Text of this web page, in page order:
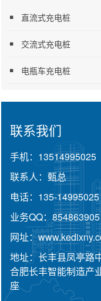
直流式充电桩
交流式充电桩
电瓶车充电桩
联系我们
手机： 13514995025
联系人： 甄总
电话： 135-14995025
业务QQ： 854863905
网址：
地址：长丰县凤亭路
合肥长丰智能制造产
座